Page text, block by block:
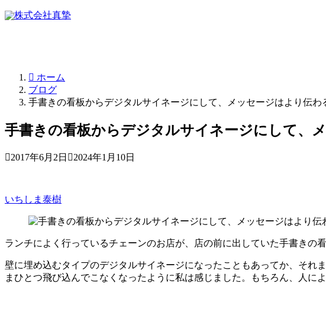
ホーム
ブログ
手書きの看板からデジタルサイネージにして、メッセージはより伝わ
手書きの看板からデジタルサイネージにして、
2017年6月2日 2024年1月10日
いちしま泰樹
ランチによく行っているチェーンのお店が、店の前に出していた手書きの
壁に埋め込むタイプのデジタルサイネージになったこともあってか、そ
まひとつ飛び込んでこなくなったように私は感じました。もちろん、人に